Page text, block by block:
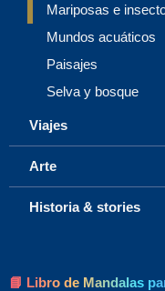
Mariposas e
Mundos acuáticos
Paisajes
Selva y bosque
Viajes
Arte
Historia & stories
📘 Libro de Mandalas